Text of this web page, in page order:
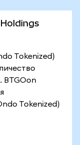
Holdings
Tokenized)
BTGOon
Tokenized)